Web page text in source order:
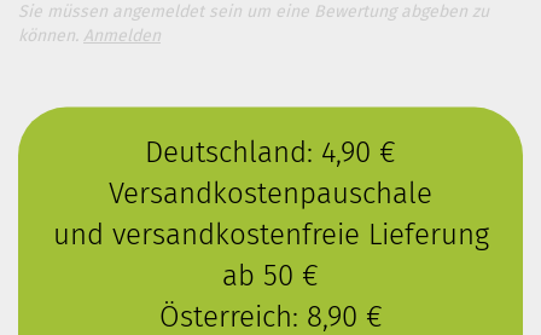
Sie müssen angemeldet sein um eine Bewertung abgeben zu
können. Anmelden
Deutschland: 4,90 €
Versandkostenpauschale
und versandkostenfreie Lieferung
ab 50 €
Österreich: 8,90 €